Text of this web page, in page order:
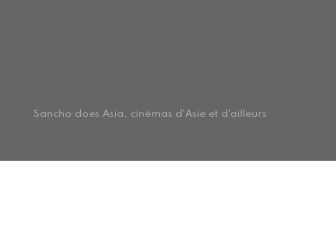
Sancho does Asia, cinémas d'Asie et d'ailleurs